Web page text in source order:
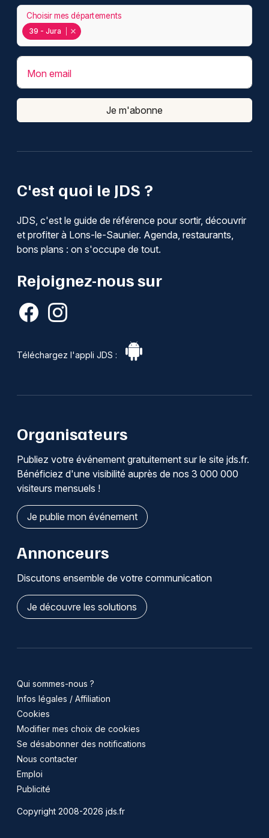
C'est quoi le JDS ?
JDS, c'est le guide de référence pour sortir, découvrir
et profiter à Lons-le-Saunier. Agenda, restaurants,
bons plans : on s'occupe de tout.
Rejoignez-nous sur
Téléchargez l'appli JDS :
39 - Jura
Choisir mes départements
Mon email
Je m'abonne
Organisateurs
Publiez votre événement gratuitement sur le site jds.fr.
Bénéficiez d'une visibilité auprès de nos 3 000 000
visiteurs mensuels !
Je publie mon événement
Annonceurs
Discutons ensemble de votre communication
Je découvre les solutions
Qui sommes-nous ?
Infos légales / Affiliation
Cookies
Modifier mes choix de cookies
Se désabonner des notifications
Nous contacter
Emploi
Publicité
Copyright 2008-2026 jds.fr